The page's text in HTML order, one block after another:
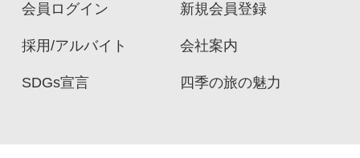
会員ログイン 新規会員登録
採用/アルバイト 会社案内
SDGs宣言 四季の旅の魅力